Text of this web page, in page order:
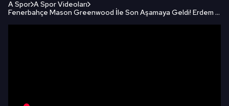
A Spor A Spor Videoları
Fenerbahçe Mason Greenwood İle Son Aşamaya Geldi! Erdem Akbaş Transferdeki Sıcak Gelişmeyi Açıkladı